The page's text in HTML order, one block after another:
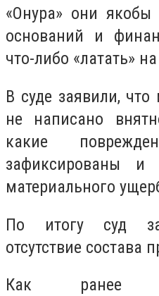
«Онура» они
оснований и
что-либо «латать»
В суде заявили,
не написано
какие
зафиксированы
материального
По итогу суд
отсутствие состава
Как ранее